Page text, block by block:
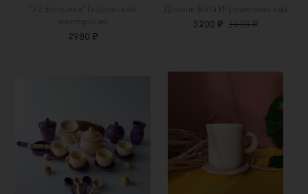
"32 Бочонка"Творческая
мастерская
2980 ₽
Дольчк Вита Игрушечная еда
3200 ₽ 3500 ₽